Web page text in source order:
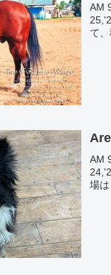
AM
て
AM
場